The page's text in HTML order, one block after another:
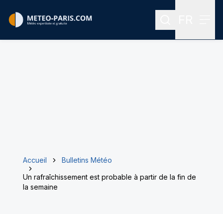
Rechercher
Accueil
Bulletins Météo
Un rafraîchissement est probable à partir de la fin de
la semaine